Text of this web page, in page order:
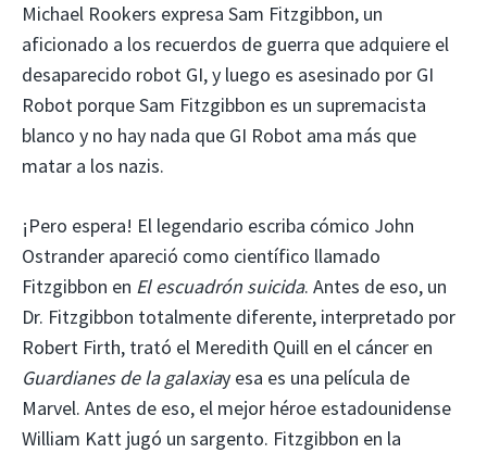
Michael Rookers expresa Sam Fitzgibbon, un
aficionado a los recuerdos de guerra que adquiere el
desaparecido robot GI, y luego es asesinado por GI
Robot porque Sam Fitzgibbon es un supremacista
blanco y no hay nada que GI Robot ama más que
matar a los nazis.
¡Pero espera! El legendario escriba cómico John
Ostrander apareció como científico llamado
Fitzgibbon en El escuadrón suicida. Antes de eso, un
Dr. Fitzgibbon totalmente diferente, interpretado por
Robert Firth, trató el Meredith Quill en el cáncer en
Guardianes de la galaxiay esa es una película de
Marvel. Antes de eso, el mejor héroe estadounidense
William Katt jugó un sargento. Fitzgibbon en la